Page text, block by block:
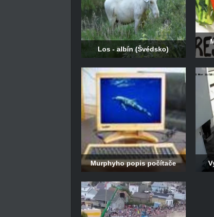
Los - albín (Švédsko)
Murphyho popis počítače